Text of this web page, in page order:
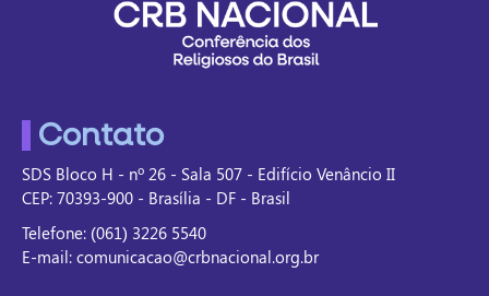
Contato
SDS Bloco H - nº 26 - Sala 507 - Edifício Venâncio II
CEP: 70393-900 - Brasília - DF - Brasil
Telefone: (061) 3226 5540
E-mail: comunicacao@crbnacional.org.br